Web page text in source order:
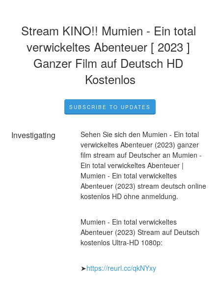
Stream KINO!! Mumien - Ein total
verwickeltes Abenteuer [ 2023 ]
Ganzer Film auf Deutsch HD
Kostenlos
SUBSCRIBE TO UPDATES
Investigating
Sehen Sie sich den Mumien - Ein total
verwickeltes Abenteuer (2023) ganzer
film stream auf Deutscher an Mumien -
Ein total verwickeltes Abenteuer |
Mumien - Ein total verwickeltes
Abenteuer (2023) stream deutsch online
kostenlos HD ohne anmeldung.
Mumien - Ein total verwickeltes
Abenteuer (2023) Stream auf Deutsch
kostenlos Ultra-HD 1080p:
➤https://reurl.cc/qkNYxy